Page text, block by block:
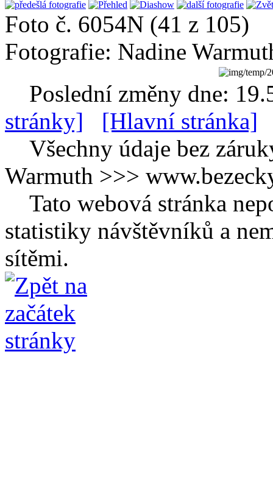
Foto č. 6054N (41 z 105)
Fotografie: Nadine
Poslední změny dne:
stránky]
[Hlavní stránka]
Všechny údaje bez
Warmuth >>>
Tato webová stránka
statistiky návštěvníků a
sítěmi.